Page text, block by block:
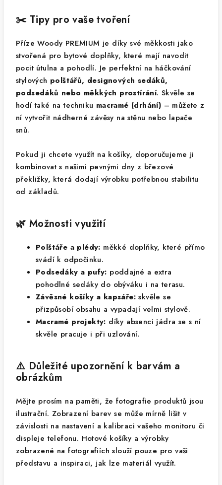
✂️ Tipy pro vaše tvoření
Příze Woody PREMIUM je díky své měkkosti jako
stvořená pro bytové doplňky, které mají navodit
pocit útulna a pohodlí. Je perfektní na háčkování
stylových polštářů, designových sedáků,
podsedáků nebo měkkých prostírání. Skvěle se
hodí také na techniku macramé (drhání) – můžete z
ní vytvořit nádherné závěsy na stěnu nebo lapače
snů.
Pokud ji chcete využít na košíky, doporučujeme ji
kombinovat s našimi pevnými dny z březové
překližky, která dodají výrobku potřebnou stabilitu
od základů.
🌿 Možnosti využití
Polštáře a plédy: měkké doplňky, které přímo
svádí k odpočinku.
Podsedáky a pufy: poddajné a extra
pohodlné sedáky do obýváku i na terasu.
Závěsné košíky a kapsáře: skvěle se
přizpůsobí obsahu a vypadají velmi stylově.
Macramé projekty: díky absenci jádra se s ní
skvěle pracuje i při uzlování.
⚠️ Důležité upozornění k barvám a
obrázkům
Mějte prosím na paměti, že fotografie produktů jsou
ilustrační. Zobrazení barev se může mírně lišit v
závislosti na nastavení a kalibraci vašeho monitoru či
displeje telefonu. Hotové košíky a výrobky
zobrazené na fotografiích slouží pouze pro vaši
představu a inspiraci, jak lze materiál využít.